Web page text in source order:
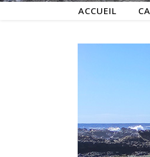
ACCUEIL